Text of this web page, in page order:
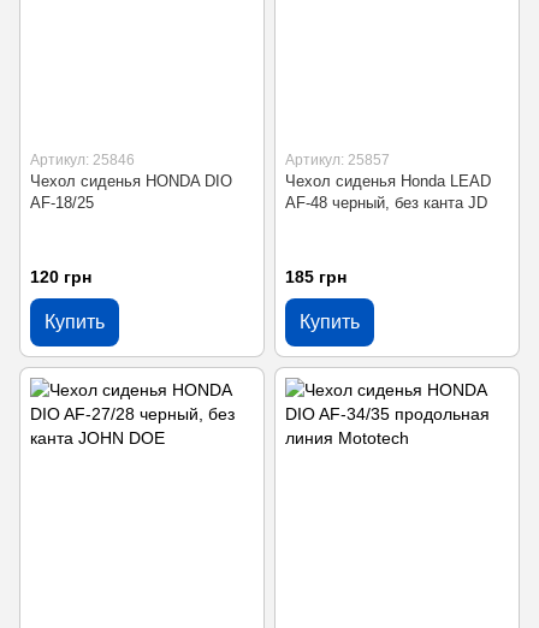
Артикул: 25846
Чехол сиденья HONDA DIO
AF-18/25
120 грн
Купить
Артикул: 25857
Чехол сиденья Honda LEAD
AF-48 черный, без канта JD
185 грн
Купить